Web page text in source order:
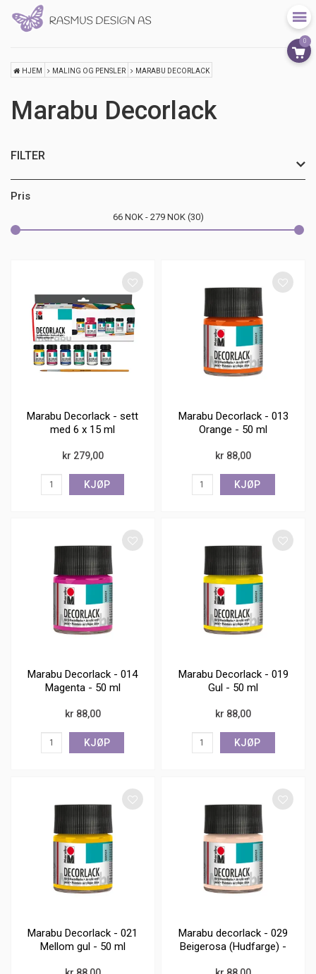
0
HJEM MALING OG PENSLER MARABU DECORLACK
Marabu Decorlack
FILTER
Pris
66 NOK 279 NOK 30
Marabu Decorlack - sett
med 6 x 15 ml
kr 279,00
KJØP
Marabu Decorlack - 013
Orange - 50 ml
kr 88,00
KJØP
Marabu Decorlack - 014
Magenta - 50 ml
kr 88,00
KJØP
Marabu Decorlack - 019
Gul - 50 ml
kr 88,00
KJØP
Marabu Decorlack - 021
Mellom gul - 50 ml
Marabu decorlack - 029
Beigerosa (Hudfarge) -